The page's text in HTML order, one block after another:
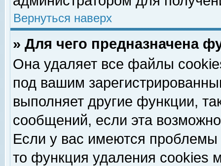
Вернуться наверх
» Для чего предназначена
Она удаляет все файлы
под вашим
выполняет другие функции,
сообщений, если эта
Если у вас имеются
то функция удаления cookies